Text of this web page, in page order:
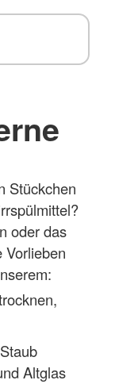
Stückchen
oder das
Vorlieben
Altglas